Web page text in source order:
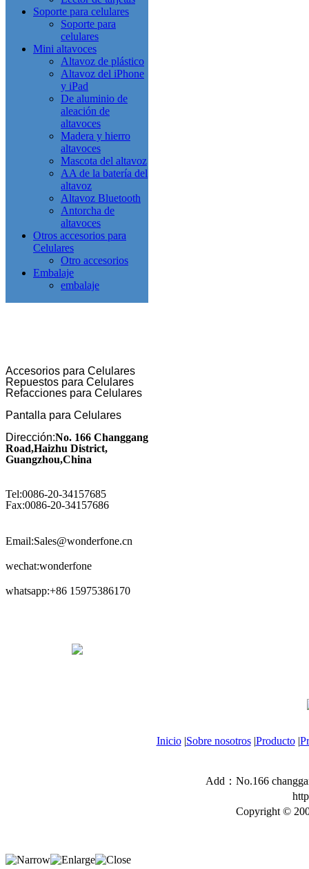
Soporte para celulares
Soporte para
celulares
Mini altavoces
Altavoz de plástico
Altavoz del iPhone
y iPad
De aluminio de
aleación de
altavoces
Madera y hierro
altavoces
Mascota del altavoz
AA de la batería del
altavoz
Altavoz Bluetooth
Antorcha de
altavoces
Otros accesorios para
Celulares
Otro accesorios
Embalaje
embalaje
Accesorios para Celulares
Repuestos para Celulares
Refacciones para Celulares
Pantalla para Celulares
Dirección:No. 166 Changgang
Road,Haizhu District,
Guangzhou,China
Tel:0086-20-34157685
Fax:0086-20-34157686
Email:Sales@wonderfone.cn
wechat:wonderfone
whatsapp:+86 15975386170
Inicio|Sobre nosotros|Producto|
Add：No.166
Copyright ©